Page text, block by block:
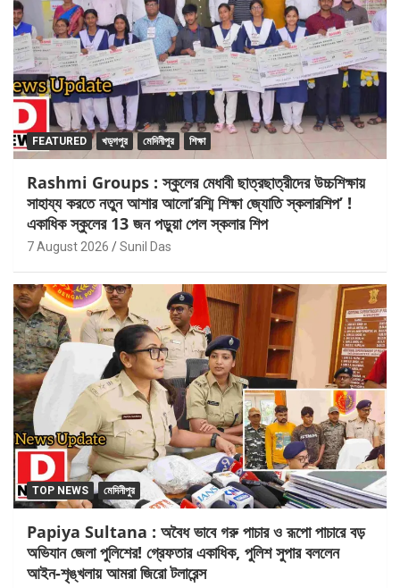
FEATURED খড়্গপুর মেদিনীপুর শিক্ষা
Rashmi Groups : স্কুলের মেধাবী ছাত্রছাত্রীদের উচ্চশিক্ষায়
সাহায্য করতে নতুন আশার আলো’রশ্মি শিক্ষা জ্যোতি স্কলারশিপ’ !
একাধিক স্কুলের 13 জন পড়ুয়া পেল স্কলার শিপ
7 August 2026 Sunil Das
TOP NEWS মেদিনীপুর
Papiya Sultana : অবৈধ ভাবে গরু পাচার ও রূপো পাচারে বড়
অভিযান জেলা পুলিশের! গ্রেফতার একাধিক, পুলিশ সুপার বললেন
আইন-শৃঙ্খলায় আমরা জিরো টলারেন্স